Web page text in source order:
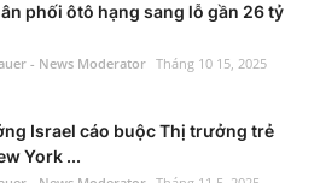
phối ôtô hạng sang lỗ gần 26 tỷ
- News Moderator Tháng 10 15, 2025
Israel cáo buộc Thị trưởng trẻ
York ...